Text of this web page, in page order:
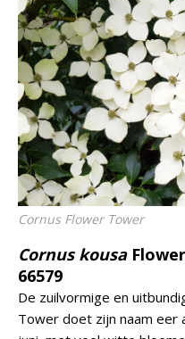
CornusFlower Tower
Cornus kousa
66579
De zuilvormige en
Tower doet zijn naam eer